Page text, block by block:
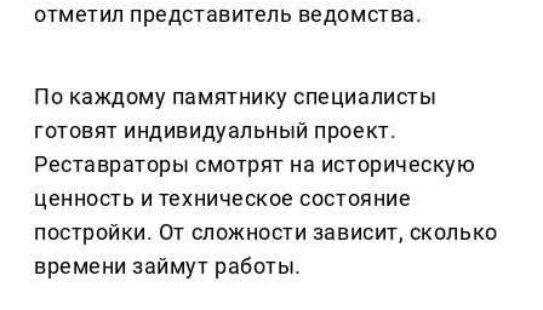
отметил представитель ведомства.
По каждому памятнику специалисты
готовят индивидуальный проект.
Реставраторы смотрят на историческую
ценность и техническое состояние
постройки. От сложности зависит, сколько
времени займут работы.